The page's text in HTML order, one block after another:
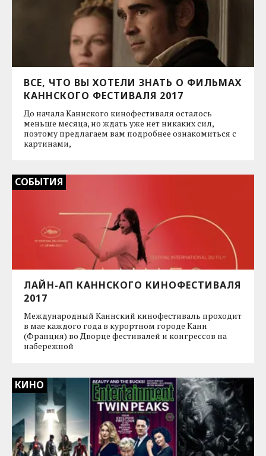
ВСЕ, ЧТО ВЫ ХОТЕЛИ ЗНАТЬ О ФИЛЬМАХ
КАННСКОГО ФЕСТИВАЛЯ 2017
До начала Каннского кинофестиваля осталось
меньше месяца, но ждать уже нет никаких сил,
поэтому предлагаем вам подробнее ознакомиться с
картинами,
СОБЫТИЯ
ЛАЙН-АП КАННСКОГО КИНОФЕСТИВАЛЯ
2017
Международный Каннский кинофестиваль проходит
в мае каждого года в курортном городе Канн
(Франция) во Дворце фестивалей и конгрессов на
набережной
КИНО